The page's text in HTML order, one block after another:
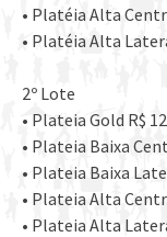
• Platéia Alta
• Platéia Alta
2º Lote
• Plateia Gold R$
• Plateia Baixa
• Plateia Baixa
• Plateia Alta
• Plateia Alta